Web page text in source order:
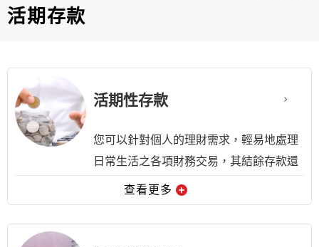
活期存款
活期性存款
您可以針對個人的理財需求，輕易地處理
日常生活之各項財務交易，其結餘存款還
能為您帶來利息收入。
【計息方式】
查看更多